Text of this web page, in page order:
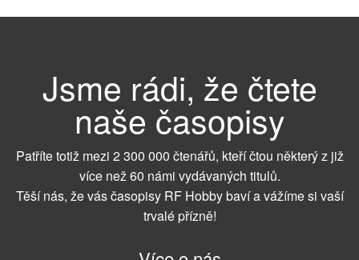
Jsme rádi, že čtete
naše časopisy
Patříte totiž mezi 2 300 000 čtenářů, kteří čtou některý z již
více než 60 námi vydávaných titulů.
Těší nás, že vás časopisy RF Hobby baví a vážíme si vaší
trvalé přízně!